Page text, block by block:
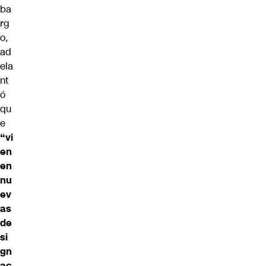
ba
rg
o,
ad
ela
nt
ó
qu
e
“vi
en
en
nu
ev
as
de
si
gn